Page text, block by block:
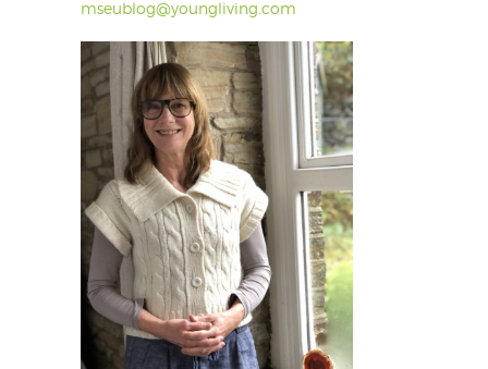
mseublog@youngliving.com